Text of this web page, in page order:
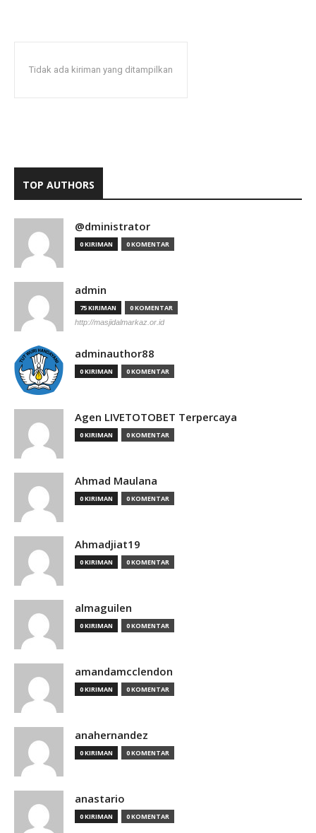
Tidak ada kiriman yang ditampilkan
TOP AUTHORS
@dministrator
0 KIRIMAN 0 KOMENTAR
admin
75 KIRIMAN 0 KOMENTAR
http://masjidalmarkaz.or.id
adminauthor88
0 KIRIMAN 0 KOMENTAR
Agen LIVETOTOBET Terpercaya
0 KIRIMAN 0 KOMENTAR
Ahmad Maulana
0 KIRIMAN 0 KOMENTAR
Ahmadjiat19
0 KIRIMAN 0 KOMENTAR
almaguilen
0 KIRIMAN 0 KOMENTAR
amandamcclendon
0 KIRIMAN 0 KOMENTAR
anahernandez
0 KIRIMAN 0 KOMENTAR
anastario
0 KIRIMAN 0 KOMENTAR